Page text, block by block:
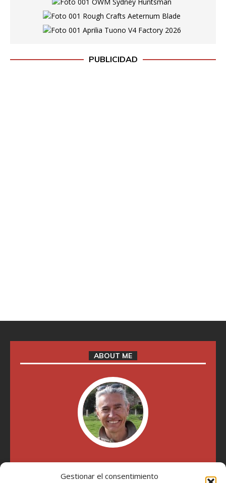
Gestionar el consentimiento
PUBLICIDAD
ABOUT ME
año 2007 he escrito sobre motos en distintos medios.